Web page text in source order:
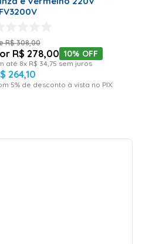
R$ 308,00
R$ 278,00 10% OFF
até 8x R$ 34 75 sem juros
264,10
5% de desconto à vista no PIX